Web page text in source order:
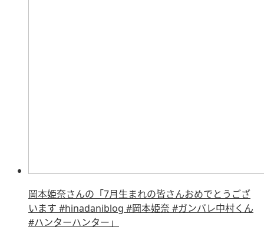
岡本姫奈さんの「7月生まれの皆さんおめでとうござ
います #hinadaniblog #岡本姫奈 #ガンバレ中村くん
#ハンターハンター」